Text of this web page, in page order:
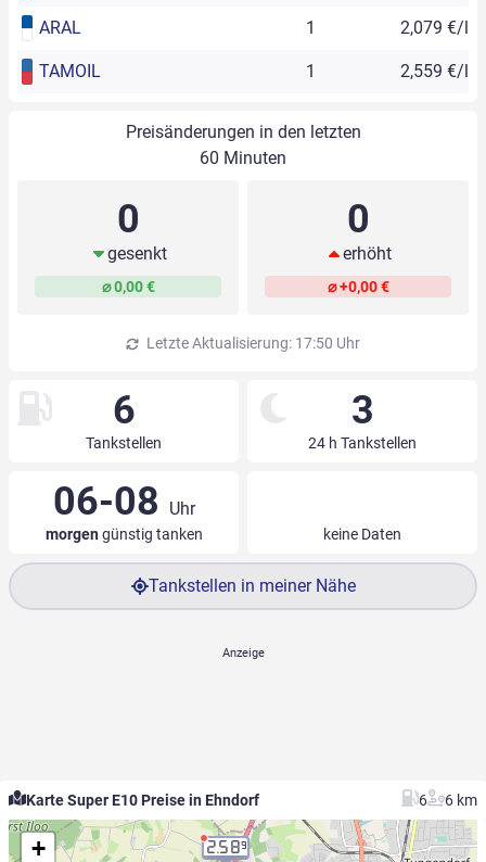
ARAL 1 2,079 €/l
TAMOIL 1 2,559 €/l
Preisänderungen in den letzten
60 Minuten
0
gesenkt
⌀ 0,00 €
0
erhöht
⌀ +0,00 €
Letzte Aktualisierung: 17:50 Uhr
6
Tankstellen
3
24 h Tankstellen
06-08 Uhr
morgengünstig tanken keine Daten
Tankstellen in meiner Nähe
Karte Super E10 Preise in Ehndorf 6 6 km
2.589
+